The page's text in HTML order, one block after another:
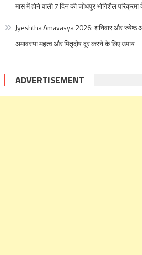
मास में होने वाली 7 दिन की जोधपुर भोगिशैल परिक्रमा
Jyeshtha Amavasya 2026: शनिवार और ज्येष्ठ
अमावस्या महत्व और पितृदोष दूर करने के लिए उपाय
ADVERTISEMENT